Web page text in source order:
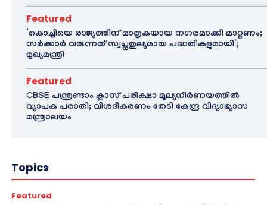
Featured
‘കൊച്ചിയെ രാജ്യത്തിന് മാതൃകയായ നഗരമാക്കി മാറ്റണം;
സർക്കാർ വരുന്നത് സ്വപ്നതുല്യമായ പദ്ധതികളുമായി’;
മുഖ്യമന്ത്രി
Featured
CBSE പന്ത്രണ്ടാം ക്ലാസ് പരീക്ഷാ മൂല്യനിർണയത്തിൽ
വ്യാപക പരാതി; വിശദീകരണം തേടി കേന്ദ്ര വിദ്യാഭ്യാസ
മന്ത്രാലയം
Topics
Featured